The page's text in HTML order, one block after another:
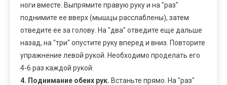
ноги вместе. Выпрямите правую руку и на "раз"
поднимите ее вверх (мышцы расслаблены), затем
отведите ее за голову. На "два" отведите еще дальше
назад, на "три" опустите руку вперед и вниз. Повторите
упражнение левой рукой. Необходимо проделать его
4-6 раз каждой рукой.
4. Поднимание обеих рук. Встаньте прямо. На "раз"